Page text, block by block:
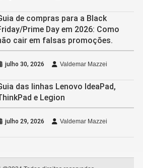
a Black
Prime Day em 2026: Como
cair em falsas promoções.
julho 30, 2026 Valdemar Mazzei
IdeaPad,
e Legion
julho 29, 2026 Valdemar Mazzei